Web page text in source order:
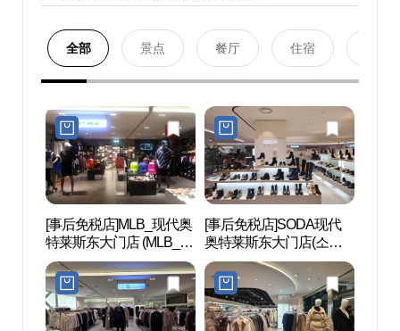
全部 景点 餐厅 住宿
[事后免税店]MLB_现代奥
特莱斯东大门店 (MLB_현
대(아)동대문)
[事后免税店]SODA现代
奥特莱斯东大门店(소다
현대아울렛 동대문점)